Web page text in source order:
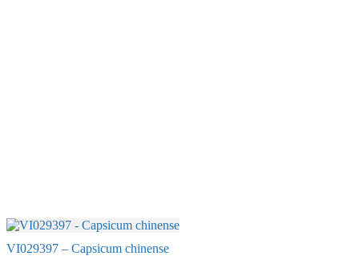
VI029397 – Capsicum chinense